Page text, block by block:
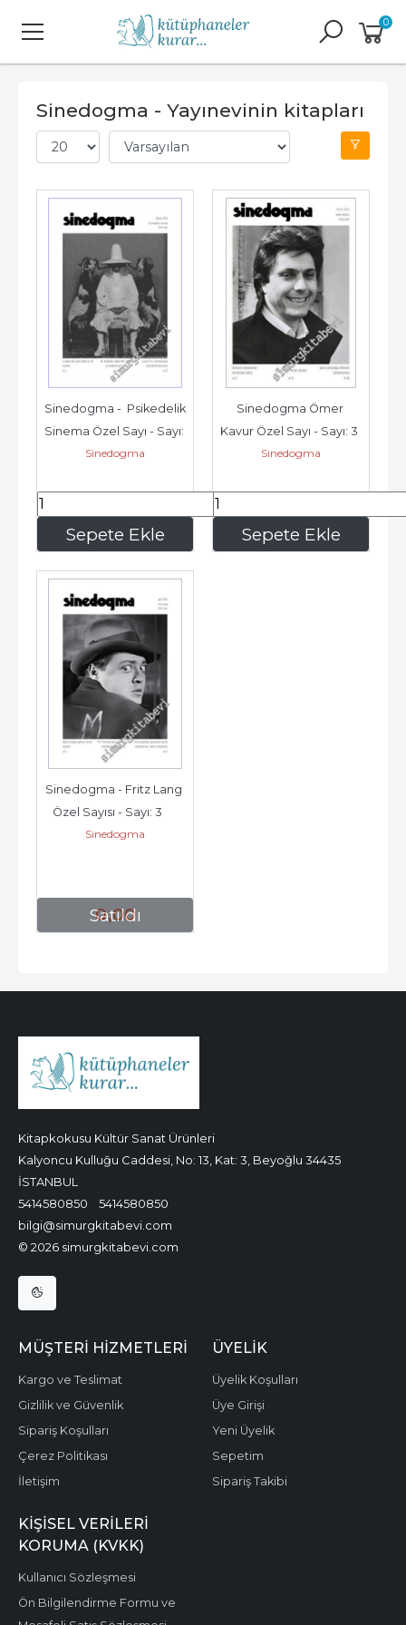
0
Sinedogma - Yayınevinin kitapları
Sepete Ekle
Sinedogma -  Psikedelik
Sinema Özel Sayı - Sayı:
3      İlkyaz
Sinedogma
126,00 Sepete Ekle
Sinedogma Ömer
Kavur Özel Sayı - Sayı: 3
İlkyaz
Sinedogma
80,00
Satıldı
Sinedogma - Fritz Lang
Özel Sayısı - Sayı: 3
Güz
Sinedogma
0,00
Kitapkokusu Kültür Sanat Ürünleri
Kalyoncu Kulluğu Caddesi, No: 13, Kat: 3, Beyoğlu 34435
İSTANBUL
5414580850
5414580850
bilgi@simurgkitabevi.com
© 2026 simurgkitabevi.com
MÜŞTERI HIZMETLERI
Kargo ve Teslimat
Gizlilik ve Güvenlik
Sipariş Koşulları
Çerez Politikası
İletişim
ÜYELIK
Üyelik Koşulları
Üye Girişi
Yeni Üyelik
Sepetim
Sipariş Takibi
KIŞISEL VERILERI
KORUMA (KVKK)
Kullanıcı Sözleşmesi
Ön Bilgilendirme Formu ve